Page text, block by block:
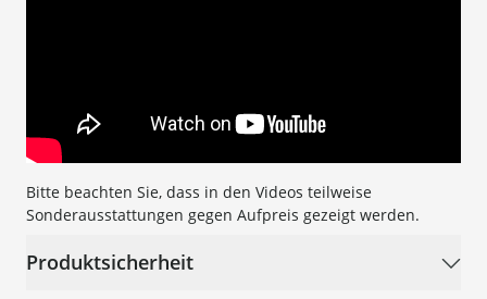
Bitte beachten Sie, dass in den Videos teilweise
Sonderausstattungen gegen Aufpreis gezeigt werden.
Produktsicherheit